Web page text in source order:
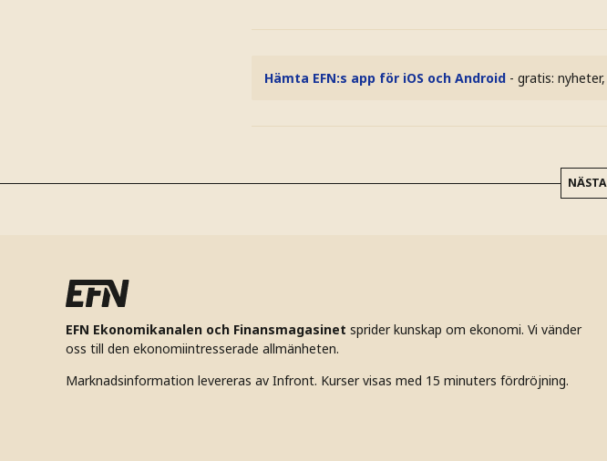
Hämta EFN:s app för iOS och Android - gratis:
EFN Ekonomikanalen och Finansmagasinet sprider kunskap om ekonomi. Vi vänder
oss till den ekonomiintresserade allmänheten.
Marknadsinformation levereras av Infront. Kurser visas med 15 minuters fördröjning.